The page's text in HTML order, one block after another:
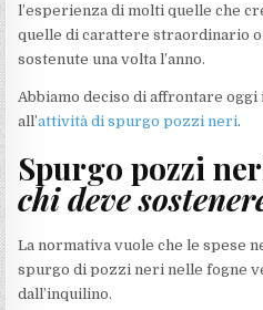
l’esperienza di molti quelle che
quelle di carattere straordinario
sostenute una volta l’anno.
Abbiamo deciso di affrontare oggi
all’attività di spurgo pozzi neri.
Spurgo pozzi
chi deve
La normativa vuole che le spese
spurgo di pozzi neri nelle fogne
dall’inquilino.